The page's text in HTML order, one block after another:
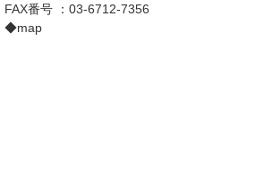
FAX番号 ：03-6712-7356
◆map